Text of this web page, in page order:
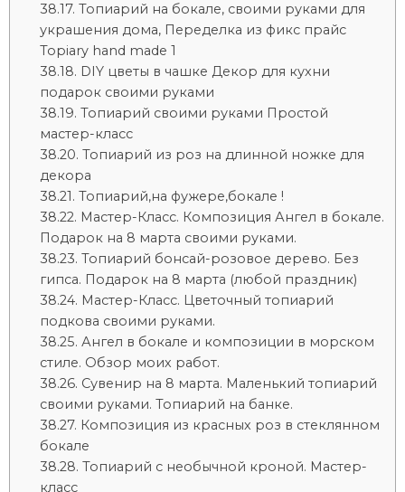
Топиарий на бокале, своими руками для
украшения дома, Переделка из фикс прайс
Topiary hand made 1
DIY цветы в чашке Декор для кухни
подарок своими руками
Топиарий своими руками Простой
мастер-класс
Топиарий из роз на длинной ножке для
декора
Топиарий,на фужере,бокале !
Мастер-Класс. Композиция Ангел в бокале.
Подарок на 8 марта своими руками.
Топиарий бонсай-розовое дерево. Без
гипса. Подарок на 8 марта (любой праздник)
Мастер-Класс. Цветочный топиарий
подкова своими руками.
Ангел в бокале и композиции в морском
стиле. Обзор моих работ.
Сувенир на 8 марта. Маленький топиарий
своими руками. Топиарий на банке.
Композиция из красных роз в стеклянном
бокале
Топиарий с необычной кроной. Мастер-
класс